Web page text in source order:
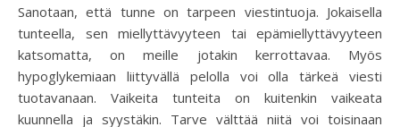
Sanotaan, että tunne on tarpeen viestintuoja. Jokaisella
tunteella, sen miellyttävyyteen tai epämiellyttävyyteen
katsomatta, on meille jotakin kerrottavaa. Myös
hypoglykemiaan liittyvällä pelolla voi olla tärkeä viesti
tuotavanaan. Vaikeita tunteita on kuitenkin vaikeata
kuunnella ja syystäkin. Tarve välttää niitä voi toisinaan